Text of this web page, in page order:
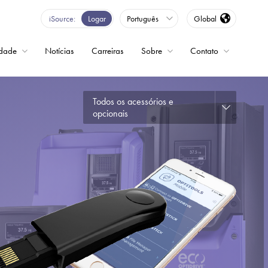
iSource Logar Português Global
Notícias Carreiras Sobre Contato
Todos os acessórios e
opcionais